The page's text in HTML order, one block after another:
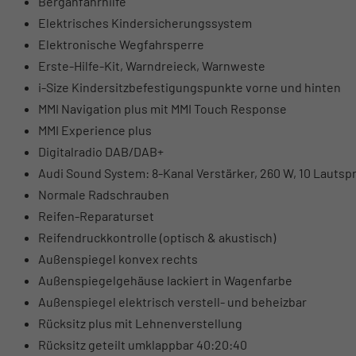
Elektrisches Kindersicherungssystem
Elektronische Wegfahrsperre
Erste-Hilfe-Kit, Warndreieck, Warnweste
i-Size Kindersitzbefestigungspunkte vorne und hinten
MMI Navigation plus mit MMI Touch Response
MMI Experience plus
Digitalradio DAB/DAB+
Audi Sound System: 8-Kanal Verstärker, 260 W, 10
Normale Radschrauben
Reifen-Reparaturset
Reifendruckkontrolle (optisch & akustisch)
Außenspiegel konvex rechts
Außenspiegelgehäuse lackiert in Wagenfarbe
Außenspiegel elektrisch verstell- und beheizbar
Rücksitz plus mit Lehnenverstellung
Rücksitz geteilt umklappbar 40:20:40